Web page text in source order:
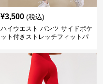
¥3,500 (税込)
ハイウエスト パンツ サイドポケ
ット付きストレッチフィットパ